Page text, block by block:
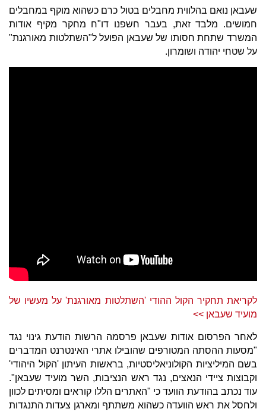
שעבאן נואם בהלווית מחבלים בטול כרם כשהוא מוקף במחבלים
חמושים. מלבד זאת, בעבר חשפנו דו"ח מחקר מקיף אודות
המשרד שתחת חסותו של שעבאן הפועל ל"השתלטות מאורגנת"
על שטחי יהודה ושומרון.
לקריאת תחקיר הקול ההודי 'השתלטות מאורגנת' על מעשיו של
מועיד שעבאן >>
לאחר הפרסום אודות שעבאן פרסמה הרשות הודעת גינוי נגד
"מסעות ההסתה המטורפים שהובילו אתרי האינטרנט המדברים
בשם המיליציות הקולוניאליסטיות, בראשות העיתון 'הקול היהודי'
וקבוצות ציידי הנאצים, נגד ראש הנציבות, השר מועיד שעבאן".
עוד נכתב בהודעת הוועד כי "האתרים הללו קוראים ומסיתים לכוון
ולחסל את ראש הוועדה כשהוא משתתף ומארגן צעדות התנגדות